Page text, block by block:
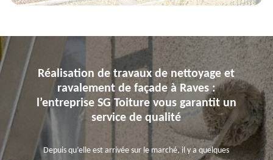
Réalisation de travaux de nettoyage et
ravalement de façade à Raves :
l’entreprise SG Toiture vous garantit un
service de qualité
Depuis qu’elle est arrivée sur le marché, il y a quelques